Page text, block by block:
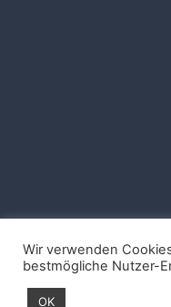
Wir verwenden
bestmögliche Nutzer-
OK